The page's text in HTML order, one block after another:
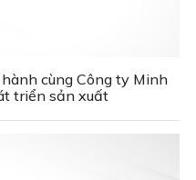
cùng Công ty Minh
triển sản xuất